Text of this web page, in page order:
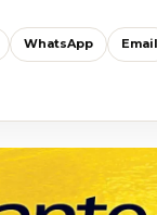
WhatsApp Email